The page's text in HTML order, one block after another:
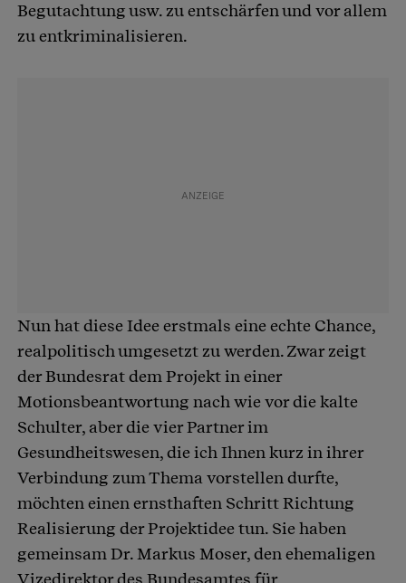
Begutachtung usw. zu entschärfen und vor allem
zu entkriminalisieren.
Nun hat diese Idee erstmals eine echte Chance,
realpolitisch umgesetzt zu werden. Zwar zeigt
der Bundesrat dem Projekt in einer
Motionsbeantwortung nach wie vor die kalte
Schulter, aber die vier Partner im
Gesundheitswesen, die ich Ihnen kurz in ihrer
Verbindung zum Thema vorstellen durfte,
möchten einen ernsthaften Schritt Richtung
Realisierung der Projektidee tun. Sie haben
gemeinsam Dr. Markus Moser, den ehemaligen
Vizedirektor des Bundesamtes für